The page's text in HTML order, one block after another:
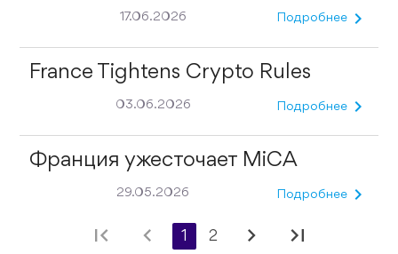
17.06.2026 Подробнее chevron_right
France Tightens Crypto Rules
03.06.2026 Подробнее chevron_right
Франция ужесточает MiCA
29.05.2026 Подробнее chevron_right
first_page chevron_left 1 2 chevron_right last_page